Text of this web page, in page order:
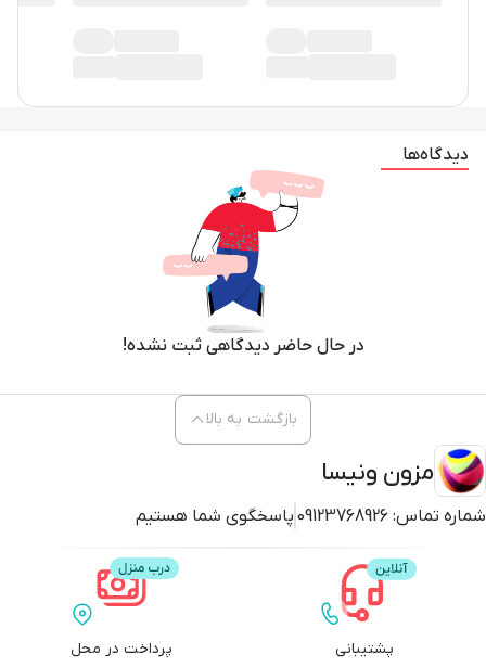
دیدگاه‌ها
در حال حاضر دیدگاهی ثبت نشده!
مزون ونیسا
شماره تماس: 09123768926 پاسخگوی شما هستیم
بازگشت به بالا
پشتیبانی پرداخت در محل